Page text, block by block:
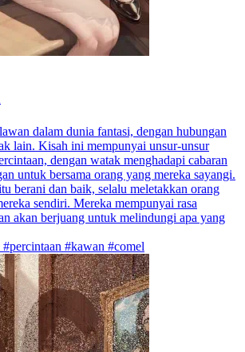
dalam dunia fantasi, dengan hubungan
lain. Kisah ini mempunyai unsur-unsur
dengan watak menghadapi cabaran
untuk bersama orang yang mereka sayangi.
berani dan baik, selalu meletakkan orang
sendiri. Mereka mempunyai rasa
akan berjuang untuk melindungi apa yang
#kawan #comel